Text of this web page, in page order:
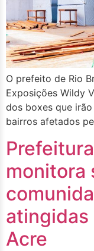
O prefeito de Rio
Exposições Wildy
dos boxes que
bairros afetados
monitora
atingidas
Acre